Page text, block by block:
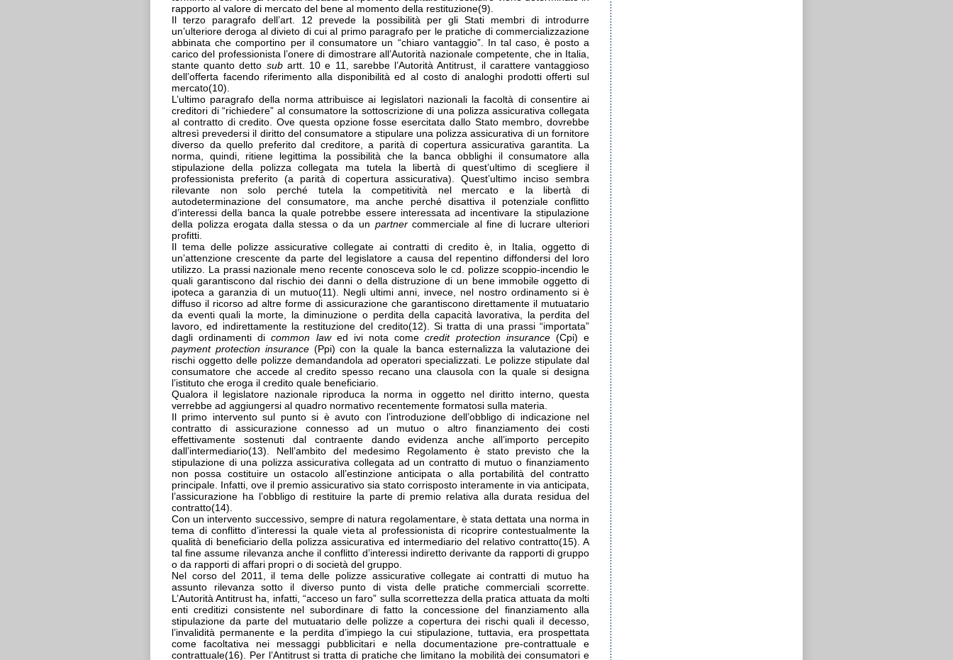
rapporto al valore di mercato del bene al momento della restituzione(9).
Il terzo paragrafo dell’art. 12 prevede la possibilità per gli Stati membri di introdurre
un’ulteriore deroga al divieto di cui al primo paragrafo per le pratiche di commercializzazione
abbinata che comportino per il consumatore un “chiaro vantaggio”. In tal caso, è posto a
carico del professionista l’onere di dimostrare all’Autorità nazionale competente, che in Italia,
stante quanto detto sub artt. 10 e 11, sarebbe l’Autorità Antitrust, il carattere vantaggioso
dell’offerta facendo riferimento alla disponibilità ed al costo di analoghi prodotti offerti sul
mercato(10).
L’ultimo paragrafo della norma attribuisce ai legislatori nazionali la facoltà di consentire ai
creditori di “richiedere” al consumatore la sottoscrizione di una polizza assicurativa collegata
al contratto di credito. Ove questa opzione fosse esercitata dallo Stato membro, dovrebbe
altresì prevedersi il diritto del consumatore a stipulare una polizza assicurativa di un fornitore
diverso da quello preferito dal creditore, a parità di copertura assicurativa garantita. La
norma, quindi, ritiene legittima la possibilità che la banca obblighi il consumatore alla
stipulazione della polizza collegata ma tutela la libertà di quest’ultimo di scegliere il
professionista preferito (a parità di copertura assicurativa). Quest’ultimo inciso sembra
rilevante non solo perché tutela la competitività nel mercato e la libertà di
autodeterminazione del consumatore, ma anche perché disattiva il potenziale conflitto
d’interessi della banca la quale potrebbe essere interessata ad incentivare la stipulazione
della polizza erogata dalla stessa o da un partnercommerciale al fine di lucrare ulteriori
profitti.
Il tema delle polizze assicurative collegate ai contratti di credito è, in Italia, oggetto di
un’attenzione crescente da parte del legislatore a causa del repentino diffondersi del loro
utilizzo. La prassi nazionale meno recente conosceva solo le cd. polizze scoppio-incendio le
quali garantiscono dal rischio dei danni o della distruzione di un bene immobile oggetto di
ipoteca a garanzia di un mutuo(11). Negli ultimi anni, invece, nel nostro ordinamento si è
diffuso il ricorso ad altre forme di assicurazione che garantiscono direttamente il mutuatario
da eventi quali la morte, la diminuzione o perdita della capacità lavorativa, la perdita del
lavoro, ed indirettamente la restituzione del credito(12). Si tratta di una prassi “importata”
dagli ordinamenti dicommon law ed ivi nota comecredit protection insurance (Cpi) e
payment protection insurance (Ppi) con la quale la banca esternalizza la valutazione dei
rischi oggetto delle polizze demandandola ad operatori specializzati. Le polizze stipulate dal
consumatore che accede al credito spesso recano una clausola con la quale si designa
l’istituto che eroga il credito quale beneficiario.
Qualora il legislatore nazionale riproduca la norma in oggetto nel diritto interno, questa
verrebbe ad aggiungersi al quadro normativo recentemente formatosi sulla materia.
Il primo intervento sul punto si è avuto con l’introduzione dell’obbligo di indicazione nel
contratto di assicurazione connesso ad un mutuo o altro finanziamento dei costi
effettivamente sostenuti dal contraente dando evidenza anche all’importo percepito
dall’intermediario(13). Nell’ambito del medesimo Regolamento è stato previsto che la
stipulazione di una polizza assicurativa collegata ad un contratto di mutuo o finanziamento
non possa costituire un ostacolo all’estinzione anticipata o alla portabilità del contratto
principale. Infatti, ove il premio assicurativo sia stato corrisposto interamente in via anticipata,
l’assicurazione ha l’obbligo di restituire la parte di premio relativa alla durata residua del
contratto(14).
Con un intervento successivo, sempre di natura regolamentare, è stata dettata una norma in
tema di conflitto d’interessi la quale vieta al professionista di ricoprire contestualmente la
qualità di beneficiario della polizza assicurativa ed intermediario del relativo contratto(15). A
tal fine assume rilevanza anche il conflitto d’interessi indiretto derivante da rapporti di gruppo
o da rapporti di affari propri o di società del gruppo.
Nel corso del 2011, il tema delle polizze assicurative collegate ai contratti di mutuo ha
assunto rilevanza sotto il diverso punto di vista delle pratiche commerciali scorrette.
L’Autorità Antitrust ha, infatti, “acceso un faro” sulla scorrettezza della pratica attuata da molti
enti creditizi consistente nel subordinare di fatto la concessione del finanziamento alla
stipulazione da parte del mutuatario delle polizze a copertura dei rischi quali il decesso,
l’invalidità permanente e la perdita d’impiego la cui stipulazione, tuttavia, era prospettata
come facoltativa nei messaggi pubblicitari e nella documentazione pre-contrattuale e
contrattuale(16). Per l’Antitrust si tratta di pratiche che limitano la mobilità dei consumatori e